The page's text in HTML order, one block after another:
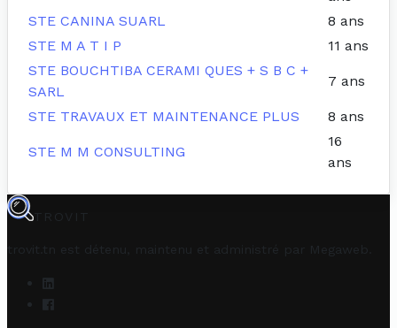
STE CANINA SUARL
8 ans
STE M A T I P
11 ans
STE BOUCHTIBA CERAMI QUES + S B C +
SARL
7 ans
STE TRAVAUX ET MAINTENANCE PLUS 8 ans
STE M M CONSULTING
16
ans
TROVIT
trovit.tn est détenu, maintenu et administré par Megaweb